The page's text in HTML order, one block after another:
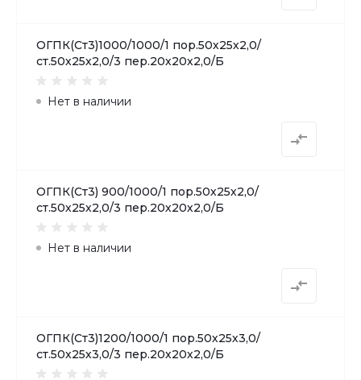
ОГПК(Ст3)1000/1000/1 пор.50х25х2,0/
ст.50х25х2,0/3 пер.20х20х2,0/Б
Нет в наличии
ОГПК(Ст3) 900/1000/1 пор.50х25х2,0/
ст.50х25х2,0/3 пер.20х20х2,0/Б
Нет в наличии
ОГПК(Ст3)1200/1000/1 пор.50х25х3,0/
ст.50х25х3,0/3 пер.20х20х2,0/Б